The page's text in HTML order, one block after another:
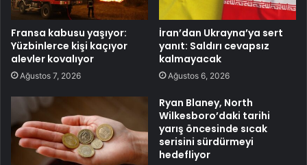
Fransa kabusu yaşıyor:
Yüzbinlerce kişi kaçıyor
alevler kovalıyor
Ağustos 7, 2026
İran’dan Ukrayna’ya sert
yanıt: Saldırı cevapsız
kalmayacak
Ağustos 6, 2026
Ryan Blaney, North
Wilkesboro’daki tarihi
yarış öncesinde sıcak
serisini sürdürmeyi
hedefliyor